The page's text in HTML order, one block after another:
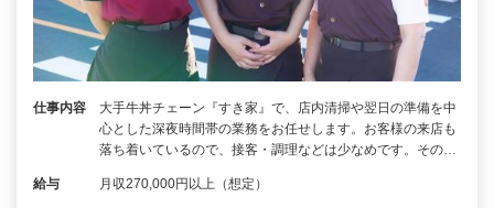
仕事内容
大手牛丼チェーン『すき家』で、店内清掃や翌日の準備を中
心とした深夜時間帯の業務をお任せします。お客様の来店も
落ち着いているので、接客・調理などは少なめです。その…
給与 月収270,000円以上（想定）